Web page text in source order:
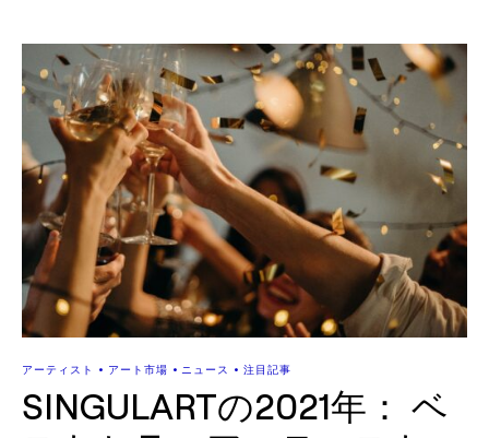
アーティスト • アート市場 •ニュース •注目記事
SINGULARTの2021年： ベ